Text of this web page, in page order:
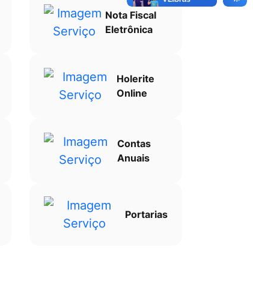
Nota Fiscal
Eletrônica
Holerite
Online
Contas
Anuais
Portarias